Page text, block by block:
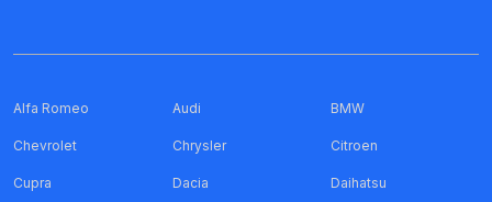
Alfa Romeo Audi BMW
Chevrolet Chrysler Citroen
Cupra Dacia Daihatsu